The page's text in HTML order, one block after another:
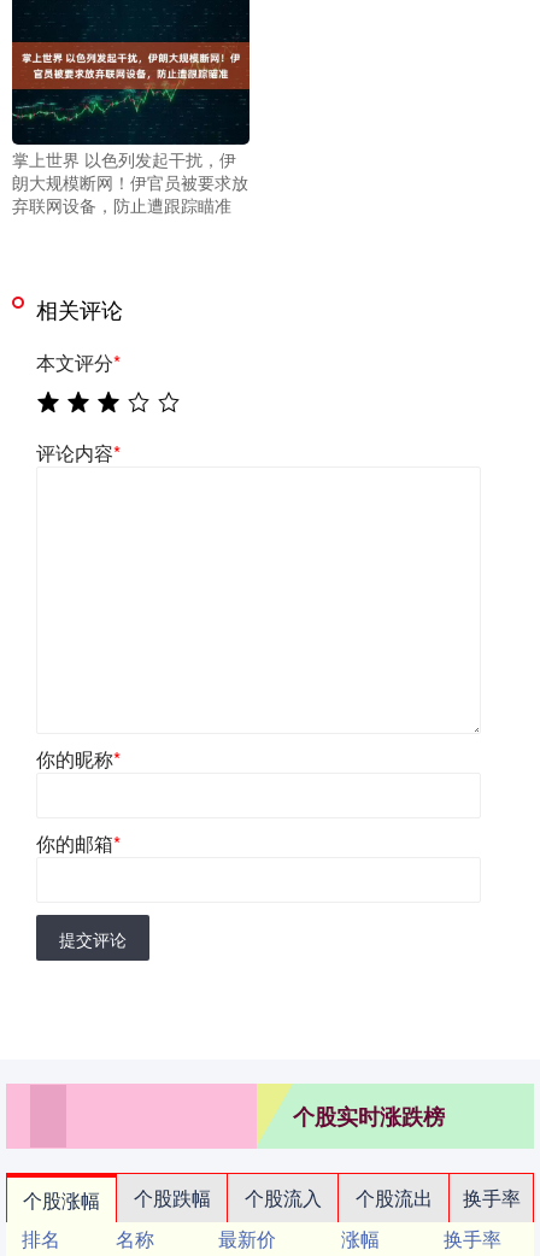
掌上世界 以色列发起干扰，伊
朗大规模断网！伊官员被要求放
弃联网设备，防止遭跟踪瞄准
相关评论
本文评分*
评论内容*
你的昵称*
你的邮箱*
提交评论
个股实时涨跌榜
个股涨幅 个股跌幅 个股流入 个股流出
换手率
排名
名称 最新价 涨幅
换手率